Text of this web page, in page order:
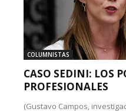
COLUMNISTAS
CASO SEDINI: LOS
PROFESIONALES
(Gustavo Campos,